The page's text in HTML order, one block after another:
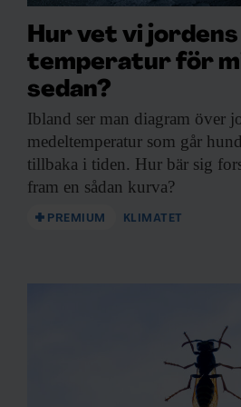
Hur vet vi jordens
temperatur för
sedan?
Ibland ser man diagram över
medeltemperatur som går
tillbaka i tiden. Hur bär sig
fram en sådan kurva?
PREMIUM KLIMATET